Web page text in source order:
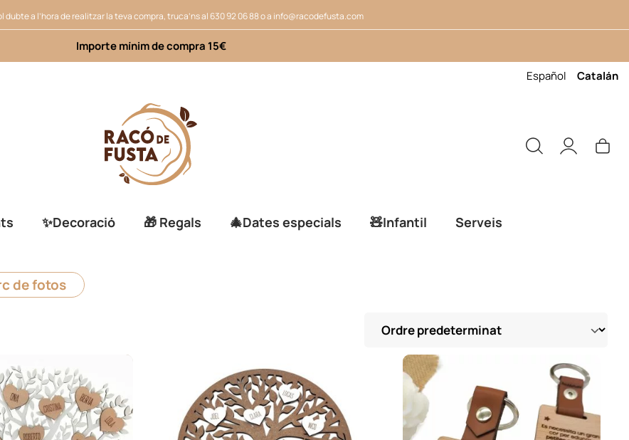
dubte a l’hora de realitzar la teva compra, truca’ns al 630 92 06 88o a info@racodefusta.com
Importe mínim de compra 15€
Español
Catalán
✨Decoració 🎁 Regals 🎄Dates especials 🧸Infantil Serveis
de fotos